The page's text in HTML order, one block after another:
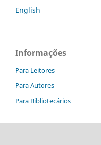
English
Informações
Para Leitores
Para Autores
Para Bibliotecários